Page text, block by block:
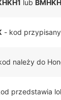
lub
- kod przypisany
należy do
przedstawia